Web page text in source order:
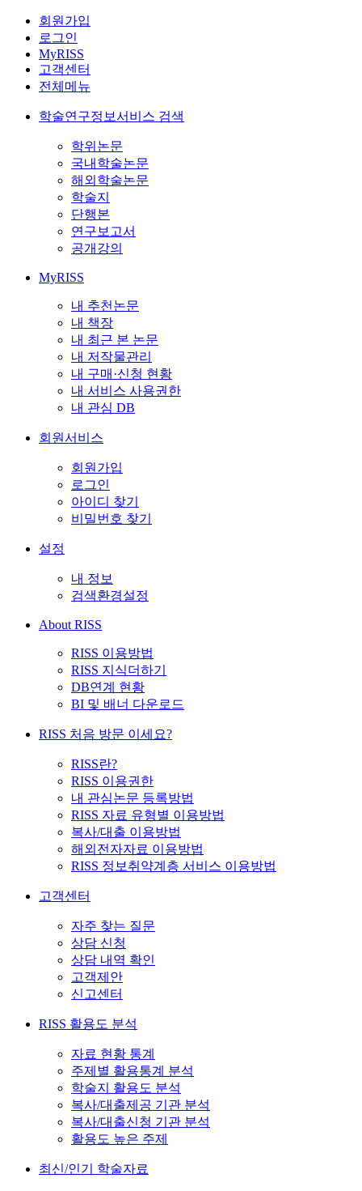
회원가입
로그인
MyRISS
고객센터
전체메뉴
학술연구정보서비스 검색
학위논문
국내학술논문
해외학술논문
학술지
단행본
연구보고서
공개강의
MyRISS
내 추천논문
내 책장
내 최근 본 논문
내 저작물관리
내 구매·신청 현황
내 서비스 사용권한
내 관심 DB
회원서비스
회원가입
로그인
아이디 찾기
비밀번호 찾기
설정
내 정보
검색환경설정
About RISS
RISS 이용방법
RISS 지식더하기
DB연계 현황
BI 및 배너 다운로드
RISS 처음 방문 이세요?
RISS란?
RISS 이용권한
내 관심논문 등록방법
RISS 자료 유형별 이용방법
복사/대출 이용방법
해외전자자료 이용방법
RISS 정보취약계층 서비스 이용방법
고객센터
자주 찾는 질문
상담 신청
상담 내역 확인
고객제안
신고센터
RISS 활용도 분석
자료 현황 통계
주제별 활용통계 분석
학술지 활용도 분석
복사/대출제공 기관 분석
복사/대출신청 기관 분석
활용도 높은 주제
최신/인기 학술자료